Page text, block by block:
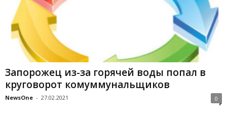
Запорожец из-за горячей воды попал в
круговорот комуммунальщиков
NewsOne - 27.02.2021 0